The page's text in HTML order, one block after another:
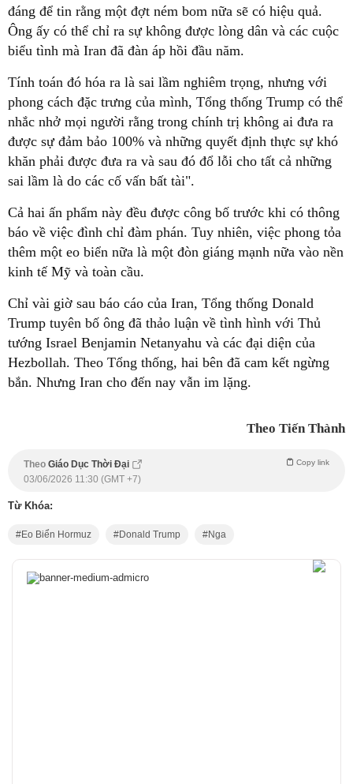
đáng để tin rằng một đợt ném bom nữa sẽ có hiệu quả.
Ông ấy có thể chỉ ra sự không được lòng dân và các cuộc
biểu tình mà Iran đã đàn áp hồi đầu năm.
Tính toán đó hóa ra là sai lầm nghiêm trọng, nhưng với
phong cách đặc trưng của mình, Tổng thống Trump có thể
nhắc nhở mọi người rằng trong chính trị không ai đưa ra
được sự đảm bảo 100% và những quyết định thực sự khó
khăn phải được đưa ra và sau đó đổ lỗi cho tất cả những
sai lầm là do các cố vấn bất tài".
Cả hai ấn phẩm này đều được công bố trước khi có thông
báo về việc đình chỉ đàm phán. Tuy nhiên, việc phong tỏa
thêm một eo biển nữa là một đòn giáng mạnh nữa vào nền
kinh tế Mỹ và toàn cầu.
Chỉ vài giờ sau báo cáo của Iran, Tổng thống Donald
Trump tuyên bố ông đã thảo luận về tình hình với Thủ
tướng Israel Benjamin Netanyahu và các đại diện của
Hezbollah. Theo Tổng thống, hai bên đã cam kết ngừng
bắn. Nhưng Iran cho đến nay vẫn im lặng.
Theo Tiến Thành
Theo Giáo Dục Thời Đại Copy link
03/06/2026 11:30 (GMT +7)
Từ Khóa:
Eo Biển Hormuz Donald Trump Nga